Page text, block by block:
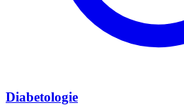
Diabetologie